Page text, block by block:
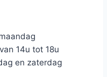
14u tot 18u
en zaterdag